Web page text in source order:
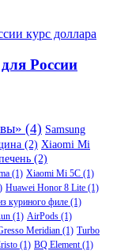
России
(4) Samsung
(2) Xiaomi Mi
(2)
(1) Xiaomi Mi 5C (1)
Huawei Honor 8 Lite (1)
куриного филе (1)
(1) AirPods (1)
Meridian (1) Turbo
(1) BQ Element (1)